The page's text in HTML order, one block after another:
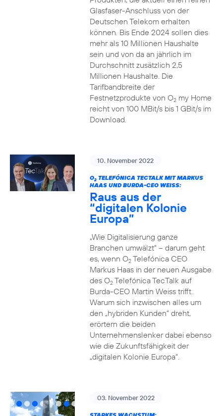
Glasfaser-Anschluss von der
Deutschen Telekom erhalten
können. Bis Ende 2024 sollen dies
mehr als 10 Millionen Haushalte
sein und von da an jährlich im
Durchschnitt zusätzlich 2,5
Millionen Haushalte. Die
Tarifbandbreite der
Festnetzprodukte von O2my Home
reicht von 100 MBit/s bis 1 GBit/s im
Download.
10. November 2022
O2TELEFÓNICA TECTALK MIT MARKUS
HAAS UND BURDA-CEO WEISS:
Raus aus der
“digitalen Kolonie
Europa”
„Wie Digitalisierung ganze
Branchen umwälzt“ – darum geht
es, wenn O2Telefónica CEO
Markus Haas in der neuen Ausgabe
des O2Telefónica TecTalk auf
Burda-CEO Martin Weiss trifft.
Warum sich inzwischen alles um
den „hybriden Kunden“ dreht,
erörtern die beiden
Unternehmenslenker dabei ebenso
wie die Zukunftsfähigkeit der
„digitalen Kolonie Europa“.
03. November 2022